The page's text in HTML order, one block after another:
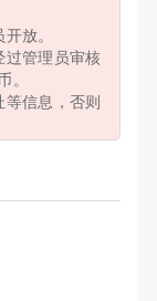
放。
过管理员审核
信息，否则